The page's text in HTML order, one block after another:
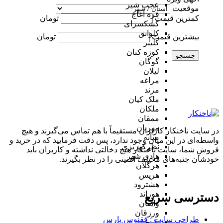
عجب شیر
قره آغاج
کشکسرای
کلوانق
کلیبر
کوزه کنان
گوگان
لیلان
مراغه
مرند
ملک کیان
ملکان
ممقان
مهربان
میانه
نظرکهریزی
هادی شهر
هرگلان
هریس
هشترود
هوراند
وایقان
ورزقان
موقعیت
کمترین قیمت
تومان
بیشترین قیمت تومان
جستجو
در سایت ناخنکار کاربران مستقیماً با هم تماس می‌گیرند و هیچ
واسطه‌ای در این میان وجود ندارد، پس دقت فرمایید که در خرید و
فروشِ شما، سایت ناخنکار هیچ دخالتی نداشته و کاربران باید
خودشان جنبه‌های مختلف امنیتی را در نظر بگیرند.
دسترسی سریع
طراحی سایت :‌ ققنوس پارس